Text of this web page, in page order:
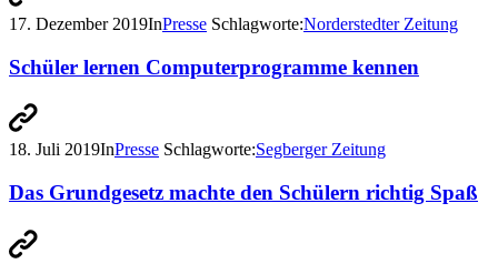
17. Dezember 2019InPresse Schlagworte:Norderstedter Zeitung
Schüler lernen Computerprogramme kennen
18. Juli 2019InPresse Schlagworte:Segberger Zeitung
Das Grundgesetz machte den Schülern richtig Spaß